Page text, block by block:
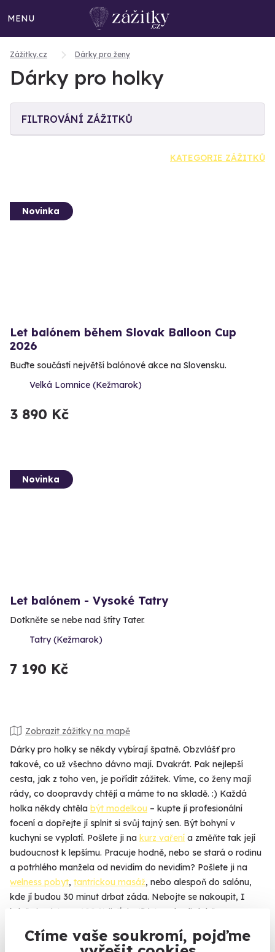
Ctíme vaše soukromí, pojďme
MENU
Zážitky.cz Dárky pro ženy
Dárky pro holky
FILTROVÁNÍ ZÁŽITKŮ
KATEGORIE ZÁŽITKŮ
Novinka
Let balónem během Slovak Balloon Cup
2026
Buďte součástí největší balónové akce na Slovensku.
Velká Lomnice (Kežmarok)
3 890 Kč
Novinka
Let balónem - Vysoké Tatry
Dotkněte se nebe nad štíty Tater.
Tatry (Kežmarok)
7 190 Kč
Zobrazit zážitky na mapě
Dárky pro holky se někdy vybírají špatně. Obzvlášť pro
takové, co už všechno dávno mají. Dvakrát. Pak nejlepší
cesta, jak z toho ven, je pořídit zážitek. Víme, co ženy mají
rády, co doopravdy chtějí a máme to na skladě. :) Každá
holka někdy chtěla být modelkou – kupte jí profesionální
focení a dopřejte jí splnit si svůj tajný sen. Být bohyní v
kuchyni se vyplatí. Pošlete ji na kurz vaření a změňte tak její
budoucnost k lepšímu. Pracuje hodně, nebo se stará o rodinu
a potrhlého manžela od nevidím do nevidím? Pošlete ji na
welness pobyt, tantrickou masáž, nebo alespoň do salónu,
kde jí budou 30 minut drbat záda. Nebojte se nakoupit, I
když si nejste na 100 % jistí, jestli jste vybrali dobře.
Obdarovaná si zážitek může vyměnit za jiný, přesně podle
svého gusta.